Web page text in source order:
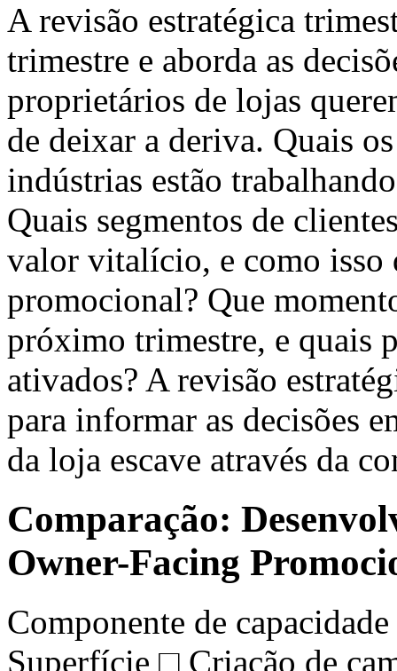
A revisão estratégica
trimestre e aborda as
proprietários de lojas
de deixar a deriva. Quais
indústrias estão
Quais segmentos de
valor vitalício, e como isso
promocional? Que
próximo trimestre, e quais
ativados? A revisão
para informar as decisões
da loja escave através da
Comparação:
Owner-Facing
Componente de
Superfície □ Criação de